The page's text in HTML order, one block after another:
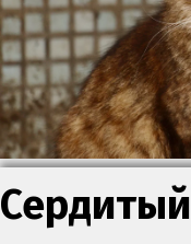
Сердитый